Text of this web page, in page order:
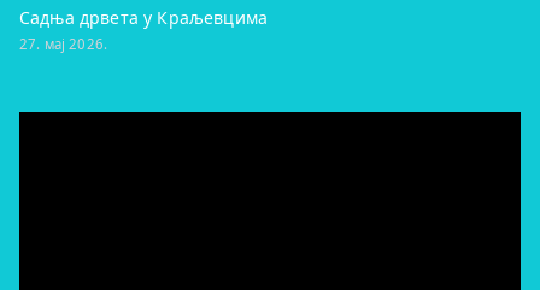
Садња дрвета у Краљевцима
27. мај 2026.